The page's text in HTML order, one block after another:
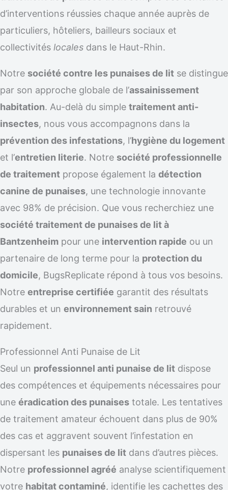
d’interventions réussies chaque année auprès de
particuliers, hôteliers, bailleurs sociaux et
collectivités locales dans le Haut-Rhin.
Notre société contre les punaises de lit se distingue
par son approche globale de l’assainissement
habitation. Au-delà du simple traitement anti-
insectes, nous vous accompagnons dans la
prévention des infestations, l’hygiène du logement
et l’entretien literie. Notre société professionnelle
de traitement propose également la détection
canine de punaises, une technologie innovante
avec 98% de précision. Que vous recherchiez une
société traitement de punaises de lit à
Bantzenheim pour une intervention rapide ou un
partenaire de long terme pour la protection du
domicile, BugsReplicate répond à tous vos besoins.
Notre entreprise certifiée garantit des résultats
durables et un environnement sain retrouvé
rapidement.
Professionnel Anti Punaise de Lit
Seul un professionnel anti punaise de lit dispose
des compétences et équipements nécessaires pour
une éradication des punaises totale. Les tentatives
de traitement amateur échouent dans plus de 90%
des cas et aggravent souvent l’infestation en
dispersant les punaises de lit dans d’autres pièces.
Notre professionnel agréé analyse scientifiquement
votre habitat contaminé, identifie les cachettes des